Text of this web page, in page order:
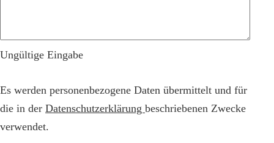
Ungültige Eingabe
Es werden personenbezogene Daten übermittelt und für
die in der Datenschutzerklärung beschriebenen Zwecke
verwendet.